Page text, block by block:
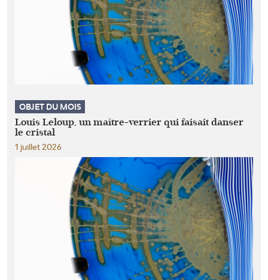
OBJET DU MOIS
Louis Leloup, un maître-verrier qui faisait danser
le cristal
1 juillet 2026